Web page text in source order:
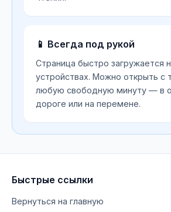
📱 Всегда под рукой
Страница быстро загружается
устройствах. Можно открыть с
любую свободную минуту — в
дороге или на перемене.
Быстрые ссылки
Вернуться на главную